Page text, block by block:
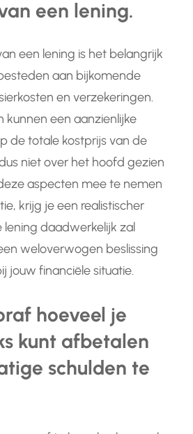
een lening.
een lening is het belangrijk
aan bijkomende
en verzekeringen.
kunnen een aanzienlijke
de totale kostprijs van de
niet over het hoofd gezien
aspecten mee te nemen
krijg je een realistischer
daadwerkelijk zal
weloverwogen beslissing
jouw financiële situatie.
hoeveel je
kunt afbetalen
schulden te